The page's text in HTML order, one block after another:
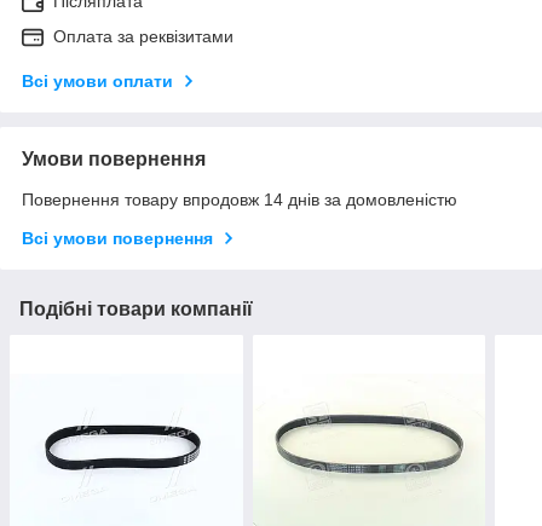
Оплата за реквізитами
Всі умови оплати
Умови повернення
Повернення товару впродовж 14 днів за домовленістю
Всі умови повернення
Подібні товари компанії